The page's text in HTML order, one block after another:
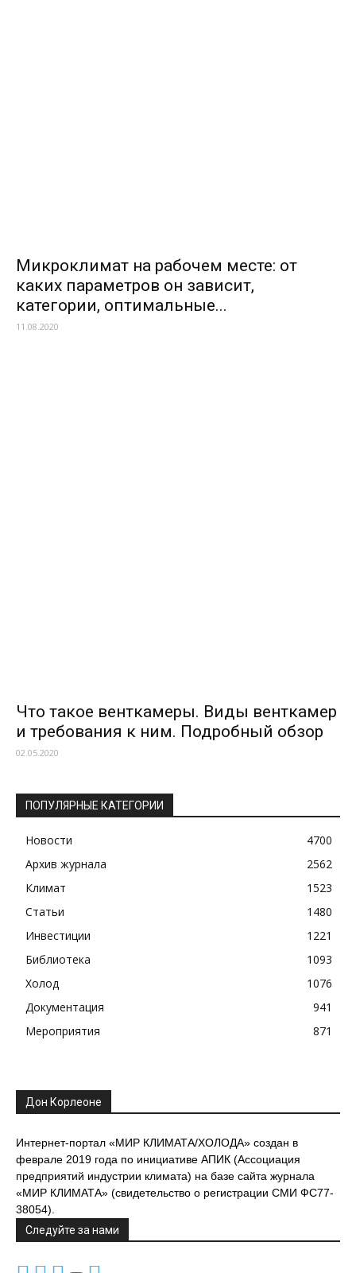
Микроклимат на рабочем месте: от
каких параметров он зависит,
категории, оптимальные...
11.08.2020
Что такое венткамеры. Виды венткамер
и требования к ним. Подробный обзор
02.05.2020
ПОПУЛЯРНЫЕ КАТЕГОРИИ
Новости
4700
Архив журнала
2562
Климат
1523
Статьи
1480
Инвестиции
1221
Библиотека
1093
Холод
1076
Документация
941
Мероприятия
871
Дон Корлеоне
Интернет-портал «МИР КЛИМАТА/ХОЛОДА» создан в
феврале 2019 года по инициативе АПИК (Ассоциация
предприятий индустрии климата) на базе сайта журнала
«МИР КЛИМАТА» (свидетельство о регистрации СМИ ФС77-
38054).
Следуйте за нами